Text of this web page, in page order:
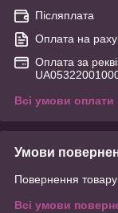
Післяплата
Оплата на
Оплата за
Всі умови оплати
Умови
Повернення
Всі умови